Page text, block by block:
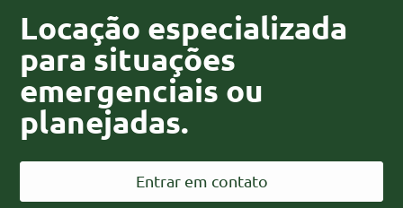
Locação especializada
para situações
emergenciais ou
planejadas.
Entrar em contato